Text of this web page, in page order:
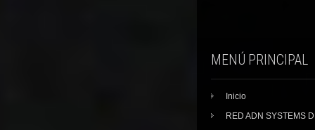
MENÚ PRINCIPAL
Inicio
RED ADN SYSTEMS